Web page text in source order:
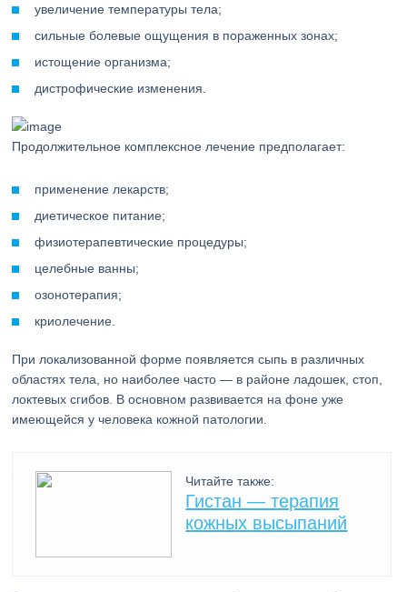
увеличение температуры тела;
сильные болевые ощущения в пораженных зонах;
истощение организма;
дистрофические изменения.
Продолжительное комплексное лечение предполагает:
применение лекарств;
диетическое питание;
физиотерапевтические процедуры;
целебные ванны;
озонотерапия;
криолечение.
При локализованной форме появляется сыпь в различных
областях тела, но наиболее часто — в районе ладошек, стоп,
локтевых сгибов. В основном развивается на фоне уже
имеющейся у человека кожной патологии.
Читайте также:
Гистан — терапия
кожных высыпаний